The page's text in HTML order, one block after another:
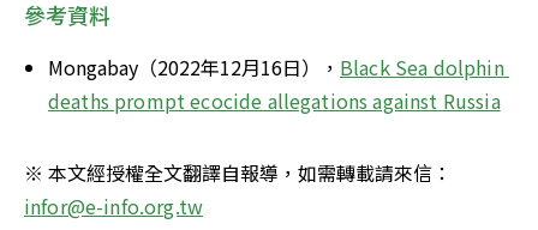
參考資料
Mongabay（2022年12月16日）， Black Sea dolphin
deaths prompt ecocide allegations against Russia
※ 本文經授權全文翻譯自報導，如需轉載請來信：
infor@e-info.org.tw